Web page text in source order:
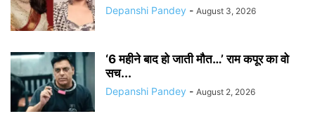
Depanshi Pandey - August 3, 2026
‘6 महीने बाद हो जाती मौत…’ राम कपूर का वो
सच...
Depanshi Pandey - August 2, 2026